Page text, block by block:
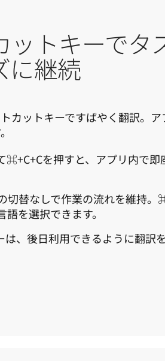
ットキーでタ
に継続
カットキーですばやく翻訳。
⌘+C+Cを押すと、アプリ内で即
切替なしで作業の流れを維持
を選択できます。
は、後日利用できるように翻訳